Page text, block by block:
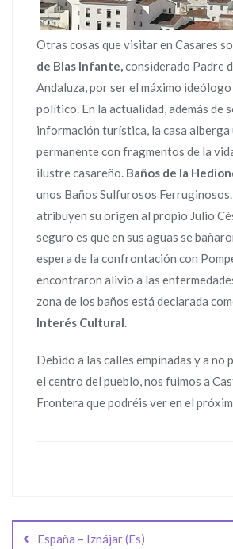
Otras cosas que visitar en Casares
de Blas Infante,considerado Padre
Andaluza, por ser el máximo
político. En la actualidad, además de
información turística, la casa alberga
permanente con fragmentos de la
ilustre casareño. Baños de la
unos Baños Sulfurosos
atribuyen su origen al propio Julio
seguro es que en sus aguas se
espera de la confrontación con
encontraron alivio a las
zona de los baños está declarada
Interés Cultural.
Debido a las calles empinadas y a no
el centro del pueblo, nos fuimos a
Frontera que podréis ver en el
deEspaña – Iznájar (Es)